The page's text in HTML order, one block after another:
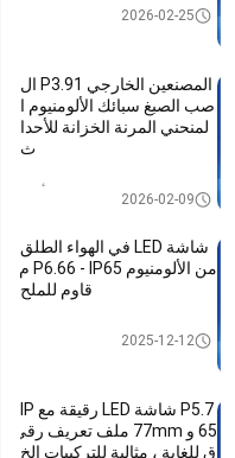
جدار فيديو LED خارجي2026-02-25
المصنعين الخارجي P3.91 ال
صب الصبغ سبائك الألومنيوم ا
لمنحني المرنة الخزانة للأحدا
ث
شاشة LED للتأجير2026-02-09
شاشة LED في الهواء الطلق
من الألومنيوم P6.66 - IP65 م
قاوم للملح
جدار فيديو LED خارجي2025-12-12
P5.7 شاشة LED رقيقة مع IP
65 و 77mm ملف تعريف رقي
ق للغاية ، مثالية للتركيبات الخ